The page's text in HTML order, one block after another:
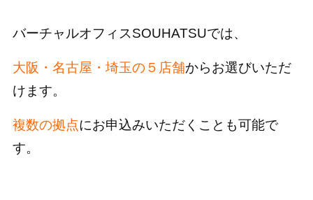
バーチャルオフィスSOUHATSUでは、
大阪・名古屋・埼玉の５店舗からお選びいただ
けます。
複数の拠点にお申込みいただくことも可能で
す。